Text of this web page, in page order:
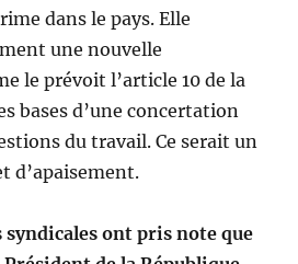
dans le pays. Elle
une nouvelle
le prévoit l’article 10 de la
bases d’une concertation
du travail. Ce serait un
d’apaisement.
ont pris note que